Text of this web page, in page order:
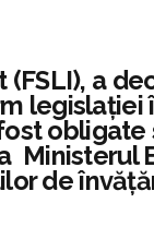
a
legislației
obligate
Ministerul
de